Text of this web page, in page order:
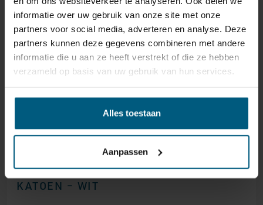
informatie over uw gebruik van onze site met onze
partners voor social media, adverteren en analyse. Deze
partners kunnen deze gegevens combineren met andere
informatie die u aan ze heeft verstrekt of die ze hebben
verzameld op basis van uw gebruik van hun services.
Alles toestaan
Aanpassen
SPLIT-TOPPER HOESLAKEN PERCAL
KATOEN – WIT